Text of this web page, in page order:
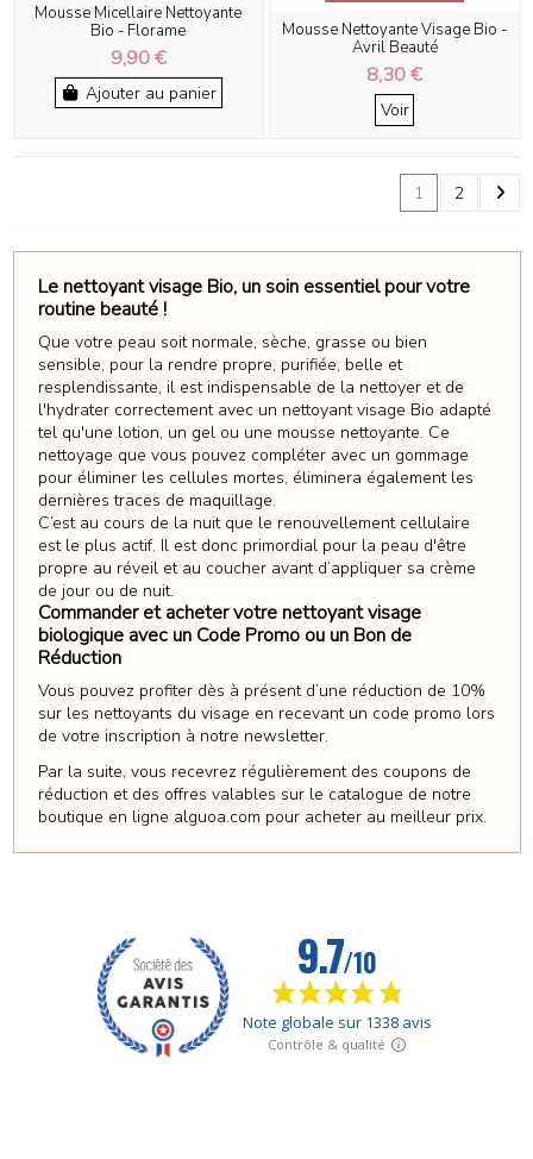
Mousse Micellaire Nettoyante
Bio - Florame
9,90 €
Ajouter au panier
Mousse Nettoyante Visage Bio -
Avril Beauté
8,30 €
Voir
1 2
Le nettoyant visage Bio, un soin essentiel pour votre
routine beauté !
Que votre peau soit normale, sèche, grasse ou bien
sensible, pour la rendre propre, purifiée, belle et
resplendissante, il est indispensable de la nettoyer et de
l'hydrater correctement avec un nettoyant visage Bio adapté
tel qu'une lotion, un gel ou une mousse nettoyante. Ce
nettoyage que vous pouvez compléter avec un gommage
pour éliminer les cellules mortes, éliminera également les
dernières traces de maquillage.
C’est au cours de la nuit que le renouvellement cellulaire
est le plus actif. Il est donc primordial pour la peau d'être
propre au réveil et au coucher avant d’appliquer sa crème
de jour ou de nuit.
Commander et acheter votre nettoyant visage
biologique avec un Code Promo ou un Bon de
Réduction
Vous pouvez profiter dès à présent d’une réduction de 10%
sur les nettoyants du visage en recevant un code promo lors
de votre inscription à notre newsletter.
Par la suite, vous recevrez régulièrement des coupons de
réduction et des offres valables sur le catalogue de notre
boutique en ligne alguoa.com pour acheter au meilleur prix.